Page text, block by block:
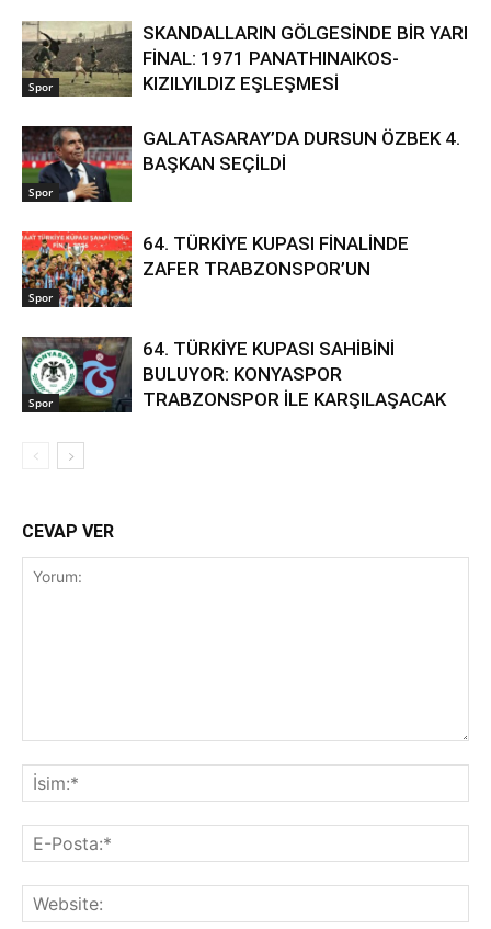
Spor
SKANDALLARIN GÖLGESİNDE BİR YARI
FİNAL: 1971 PANATHINAIKOS-
KIZILYILDIZ EŞLEŞMESİ
Spor
GALATASARAY’DA DURSUN ÖZBEK 4.
BAŞKAN SEÇİLDİ
Spor
64. TÜRKİYE KUPASI FİNALİNDE
ZAFER TRABZONSPOR’UN
Spor
64. TÜRKİYE KUPASI SAHİBİNİ
BULUYOR: KONYASPOR
TRABZONSPOR İLE KARŞILAŞACAK
CEVAP VER